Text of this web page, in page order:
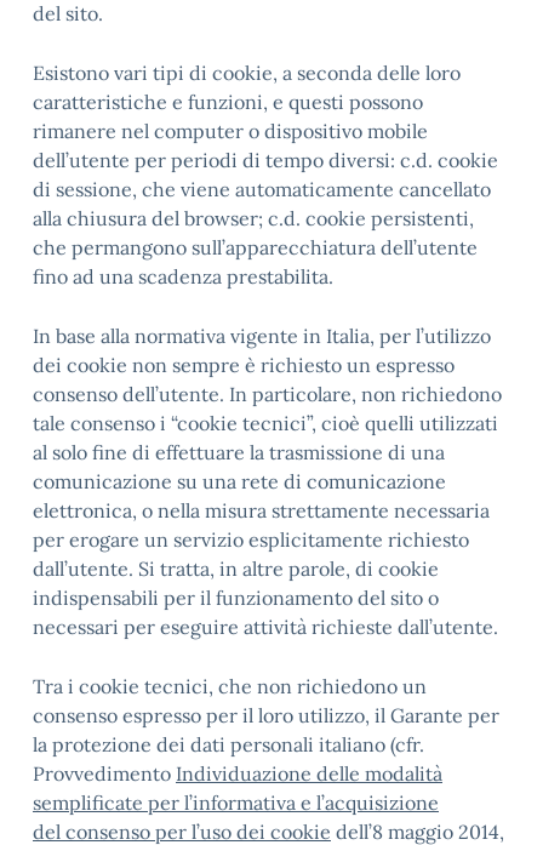
del sito.
Esistono vari tipi di cookie, a seconda delle loro
caratteristiche e funzioni, e questi possono
rimanere nel computer o dispositivo mobile
dell’utente per periodi di tempo diversi: c.d. cookie
di sessione, che viene automaticamente cancellato
alla chiusura del browser; c.d. cookie persistenti,
che permangono sull’apparecchiatura dell’utente
fino ad una scadenza prestabilita.
In base alla normativa vigente in Italia, per l’utilizzo
dei cookie non sempre è richiesto un espresso
consenso dell’utente. In particolare, non richiedono
tale consenso i “cookie tecnici”, cioè quelli utilizzati
al solo fine di effettuare la trasmissione di una
comunicazione su una rete di comunicazione
elettronica, o nella misura strettamente necessaria
per erogare un servizio esplicitamente richiesto
dall’utente. Si tratta, in altre parole, di cookie
indispensabili per il funzionamento del sito o
necessari per eseguire attività richieste dall’utente.
Tra i cookie tecnici, che non richiedono un
consenso espresso per il loro utilizzo, il Garante per
la protezione dei dati personali italiano (cfr.
Provvedimento Individuazione delle modalità
semplificate per l’informativa e l’acquisizione
del consenso per l’uso dei cookie dell’8 maggio 2014,